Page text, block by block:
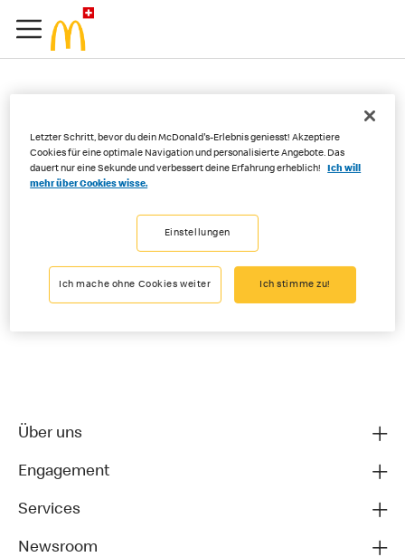
genau gleichgeblieben?
überzeugt wie immer durch ein saftiges Chicken-Patty,
saftiger und knuspriger – genau gleich wie bei unseren Homestyle
Chicken Burgern. Das Feedback der Gäste auf dieses Patty ist sehr,
Über uns
Engagement
Services
Newsroom
Letzter Schritt, bevor du dein McDonald's-Erlebnis geniesst! Akzeptiere
Cookies für eine optimale Navigation und personalisierte Angebote. Das
dauert nur eine Sekunde und verbessert deine Erfahrung erheblich!
Ich will
mehr über Cookies wisse.
Einstellungen
Ich mache ohne Cookies weiter Ich stimme zu!